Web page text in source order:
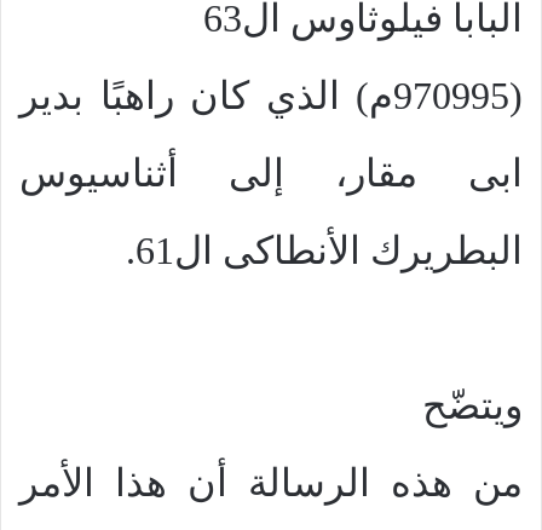
البابا فيلوثاوس ال63
(970995م) الذي كان راهبًا بدير
ابى مقار، إلى أثناسيوس
البطريرك الأنطاكى ال61.
ويتضّح
من هذه الرسالة أن هذا الأمر